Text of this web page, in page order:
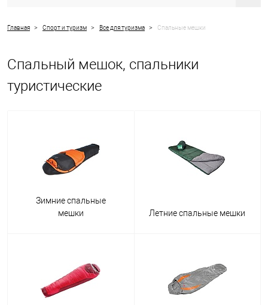
отличались комфортом, сковывали движения, а промокнув, могли
только усугубить положение своего хозяина. В позапрошлом
столетии были запатентованы первые прототипы спальников,
Современный вид спальники приобрели в середине двадцатого
века, с появлением синтетических материалов. Искусственные
температуры окружающей среды. Утепленный
зимний спальник
немного тяжелее, зато в нем вы не замерзнете, ночуя в палатке в
заснеженном лесу. На сайте интернет-магазина OSPORT вы можете
Главная > Спорт и туризм > Все для туризма > Спальные мешки
Спальный мешок, спальники
туристические
Зимние спальные
мешки
Летние спальные мешки